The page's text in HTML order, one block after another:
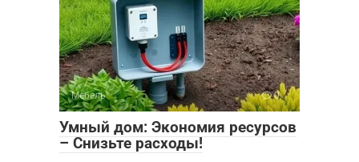
Мебель 0
Умный дом: Экономия ресурсов
– Снизьте расходы!